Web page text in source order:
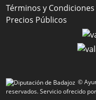
Términos y
Precios Públicos
©
reservados.Servicio ofrecido